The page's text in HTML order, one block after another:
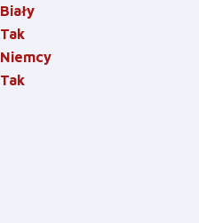
Biały
Tak
Niemcy
Tak